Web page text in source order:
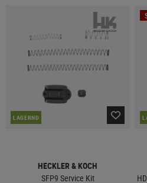
LAGERND
HECKLER & KOCH
SFP9 Service Kit